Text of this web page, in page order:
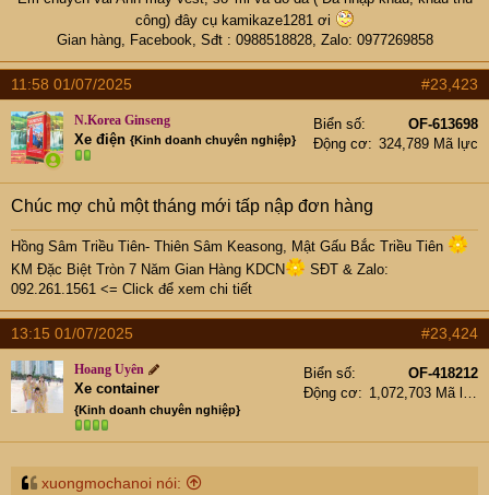
công) đây cụ kamikaze1281ơi
Gian hàng, Facebook, Sđt : 0988518828, Zalo: 0977269858​
11:58 01/07/2025 #23,423
N.Korea Ginseng
Xe điện {Kinh doanh chuyên nghiệp}
Biển số
OF-613698
Động cơ
324,789 Mã lực
Chúc mợ chủ một tháng mới tấp nập đơn hàng
Hồng Sâm Triều Tiên- Thiên Sâm Keasong, Mật Gấu Bắc Triều Tiên
KM Đặc Biệt Tròn 7 Năm Gian Hàng KDCN
SĐT & Zalo:
092.261.1561 <= Click để xem chi tiết
13:15 01/07/2025 #23,424
Hoang Uyên
Xe container
{Kinh doanh chuyên nghiệp}
Biển số
OF-418212
Động cơ
1,072,703 Mã lực
xuongmochanoi nói: